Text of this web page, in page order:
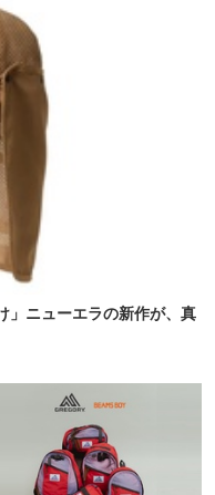
」ニューエラの新作が、真